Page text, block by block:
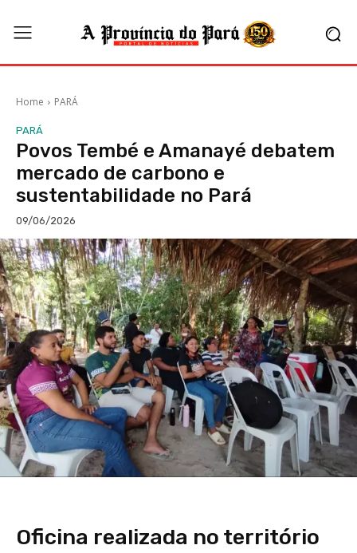
Home PARÁ
PARÁ
Povos Tembé e Amanayé debatem
mercado de carbono e
sustentabilidade no Pará
09/06/2026
Oficina realizada no território